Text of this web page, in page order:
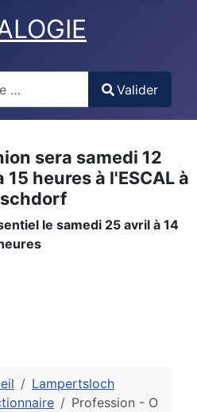
characters for results.
Valider
sera samedi 12
heures à l'ESCAL à
le samedi 25 avril à 14
Lampertsloch
Profession - O